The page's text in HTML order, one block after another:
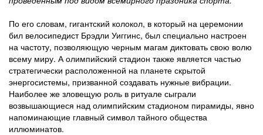
По его словам, гигантский колокол, в который на церемонии
бил велосипедист Брэдли Уиггинс, был специально настроен
на частоту, позволяющую черным магам диктовать свою волю
всему миру. А олимпийский стадион также является частью
стратегически расположенной на планете скрытой
энергосистемы, призванной создавать нужные вибрации.
Наиболее же зловещую роль в ритуале сыграли
возвышающиеся над олимпийским стадионом пирамиды, явно
напоминающие главный символ тайного общества
иллюминатов.